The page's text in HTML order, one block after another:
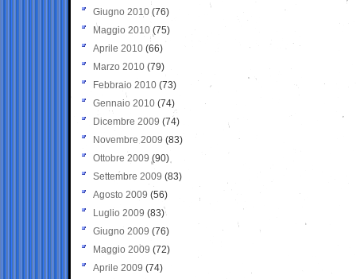
Giugno 2010 (76)
Maggio 2010 (75)
Aprile 2010 (66)
Marzo 2010 (79)
Febbraio 2010 (73)
Gennaio 2010 (74)
Dicembre 2009 (74)
Novembre 2009 (83)
Ottobre 2009 (90)
Settembre 2009 (83)
Agosto 2009 (56)
Luglio 2009 (83)
Giugno 2009 (76)
Maggio 2009 (72)
Aprile 2009 (74)